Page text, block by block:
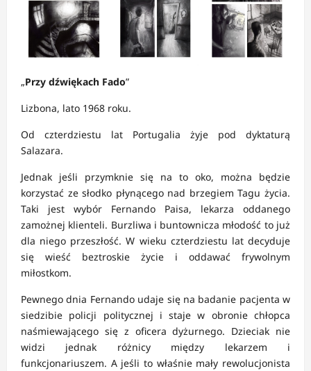
„Przy dźwiękach Fado”
Lizbona, lato 1968 roku.
Od czterdziestu lat Portugalia żyje pod dyktaturą
Salazara.
Jednak jeśli przymknie się na to oko, można będzie
korzystać ze słodko płynącego nad brzegiem Tagu życia.
Taki jest wybór Fernando Paisa, lekarza oddanego
zamożnej klienteli. Burzliwa i buntownicza młodość to już
dla niego przeszłość. W wieku czterdziestu lat decyduje
się wieść beztroskie życie i oddawać frywolnym
miłostkom.
Pewnego dnia Fernando udaje się na badanie pacjenta w
siedzibie policji politycznej i staje w obronie chłopca
naśmiewającego się z oficera dyżurnego. Dzieciak nie
widzi jednak różnicy między lekarzem i
funkcjonariuszem. A jeśli to właśnie mały rewolucjonista